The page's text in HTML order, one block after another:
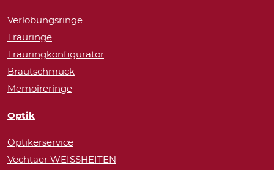
Verlobungsringe
Trauringe
Trauringkonfigurator
Brautschmuck
Memoireringe
Optik
Optikerservice
Vechtaer WEISSHEITEN